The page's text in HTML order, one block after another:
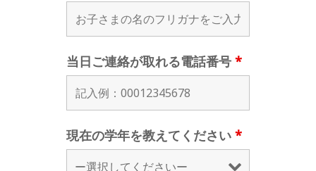
当日ご連絡が取れる電話番号 *
現在の学年を教えてください *